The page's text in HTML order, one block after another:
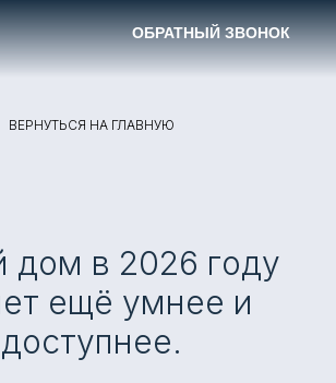
ОБРАТНЫЙ ЗВОНОК
ПЕРСОНАЛЬНЫЙ РАСЧЕТ
ВЕРНУТЬСЯ НА ГЛАВНУЮ
дом в 2026 году
ещё умнее и
доступнее.